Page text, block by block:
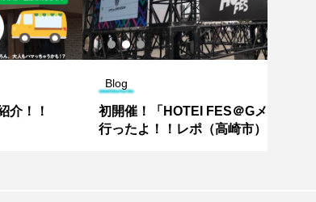
初開催！「HOTEI FES＠Gメッセ群馬」に
行ったよ！！レポ（高崎市）